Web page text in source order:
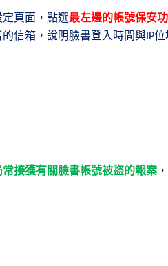
頁面，點選最左邊的帳號保安
信箱，說明臉書登入時間與 IP位
接獲有關臉書帳號被盜的報案